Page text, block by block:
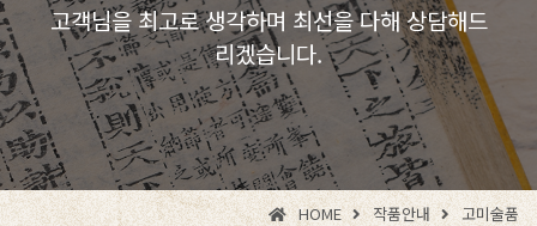
고객님을 최고로 생각하며 최선을 다해 상담해드
리겠습니다.
HOME 작품안내 고미술품